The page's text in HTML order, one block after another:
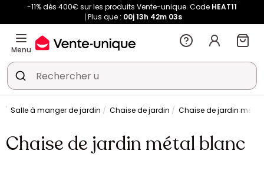
-11% dès 400€ sur les produits Vente-unique. Code HEAT11
Plus que : 00j13h 42m 02s
Menu
Salle à manger de jardin Chaise de jardin Chaise de jardin
Chaise de jardin métal blanc